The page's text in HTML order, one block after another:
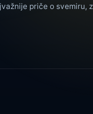
priče o svemiru,